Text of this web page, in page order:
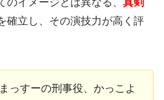
確立し、その演技力が高く評
っすーの刑事役、かっこよ